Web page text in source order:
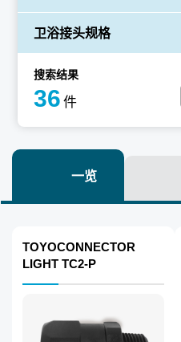
卫浴接头规格
搜索结果
36 件
一览
TOYOCONNECTOR
LIGHT TC2-P